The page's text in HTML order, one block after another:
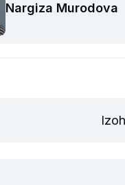
Nargiza Murodova